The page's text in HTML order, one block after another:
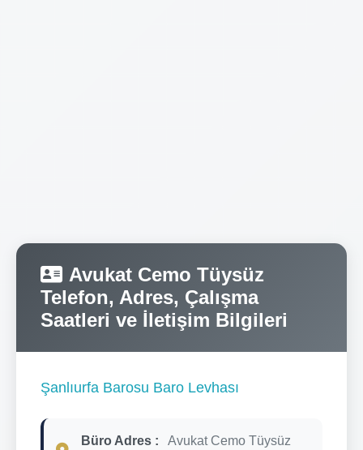
Avukat Cemo Tüysüz
Telefon, Adres, Çalışma
Saatleri ve İletişim Bilgileri
Şanlıurfa Barosu Baro Levhası
Büro Adres :
Avukat Cemo Tüysüz